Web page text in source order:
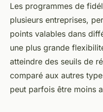
Les programmes de
plusieurs entreprises,
points valables dans
une plus grande
atteindre des seuils de
comparé aux autres
peut parfois être moins